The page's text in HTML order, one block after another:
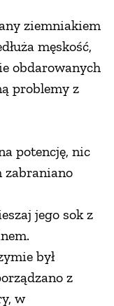
ziemniakiem
męskość,
obdarowanych
problemy z
potencję, nic
zabraniano
jego sok z
był
z
w